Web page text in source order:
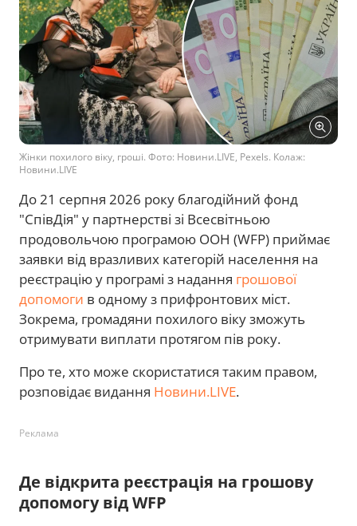
Жінки похилого віку, гроші. Фото: Новини.LIVE, Pexels. Колаж:
Новини.LIVE
До 21 серпня 2026 року благодійний фонд
"СпівДія" у партнерстві зі Всесвітньою
продовольчою програмою ООН (WFP) приймає
заявки від вразливих категорій населення на
реєстрацію у програмі з надання грошової
допомоги в одному з прифронтових міст.
Зокрема, громадяни похилого віку зможуть
отримувати виплати протягом пів року.
Про те, хто може скористатися таким правом,
розповідає видання Новини.LIVE.
Реклама
Де відкрита реєстрація на грошову
допомогу від WFP